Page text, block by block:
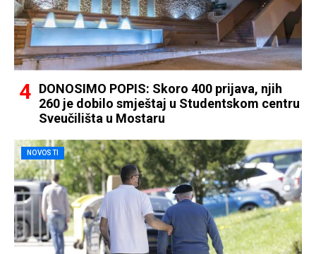
DONOSIMO POPIS: Skoro 400 prijava, njih
260 je dobilo smještaj u Studentskom centru
Sveučilišta u Mostaru
NOVOSTI